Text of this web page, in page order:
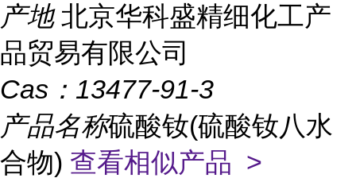
产地 北京华科盛精细化工产
品贸易有限公司
Cas： 13477-91-3
产品名称硫酸钕(硫酸钕八水
合物) 查看相似产品 >